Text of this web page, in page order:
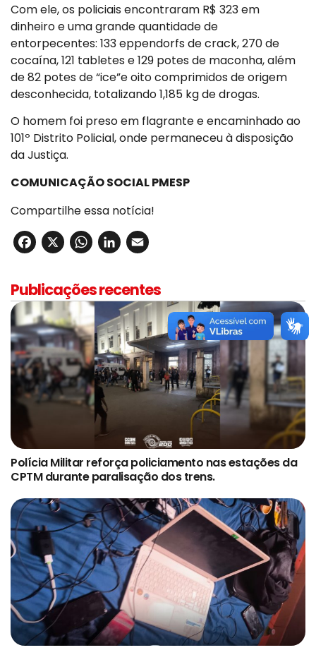
Com ele, os policiais encontraram R$ 323 em
dinheiro e uma grande quantidade de
entorpecentes: 133 eppendorfs de crack, 270 de
cocaína, 121 tabletes e 129 potes de maconha, além
de 82 potes de “ice”e oito comprimidos de origem
desconhecida, totalizando 1,185 kg de drogas.
O homem foi preso em flagrante e encaminhado ao
101º Distrito Policial, onde permaneceu à disposição
da Justiça.
COMUNICAÇÃO SOCIAL PMESP
Compartilhe essa notícia!
Facebook
X WhatsApp
LinkedIn
Publicações recentes
Polícia Militar reforça policiamento nas estações da
CPTM durante paralisação dos trens.